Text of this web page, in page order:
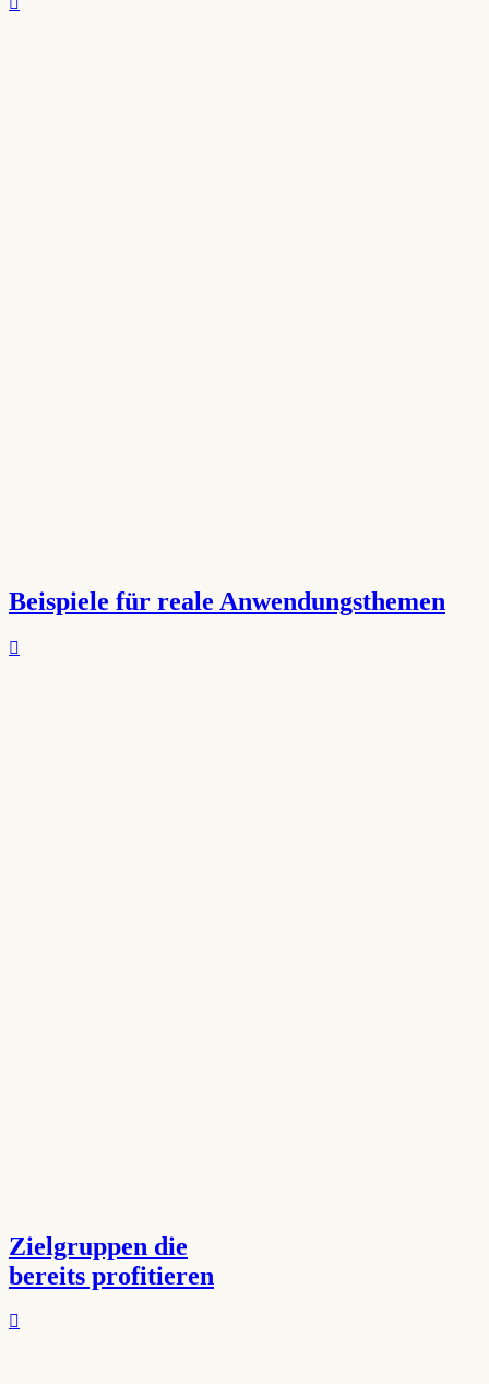
Beispiele für reale Anwendungsthemen
Zielgruppen die
bereits profitieren